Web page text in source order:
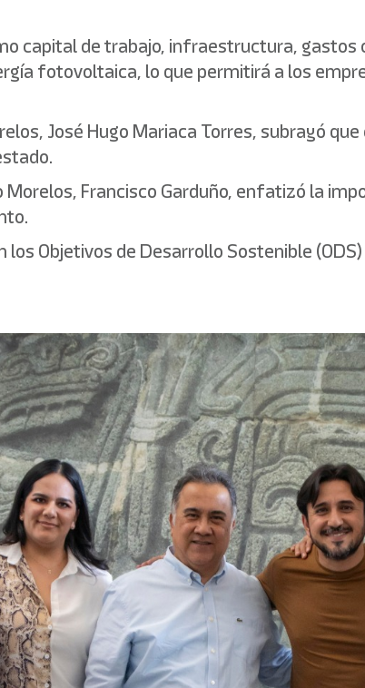
capital de trabajo, infraestructura,
fotovoltaica, lo que permitirá a los
José Hugo Mariaca Torres, subrayó
Morelos, Francisco Garduño, enfatizó la
Objetivos de Desarrollo Sostenible